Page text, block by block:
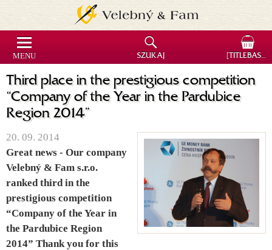
Third place in the prestigious competition
“Company of the Year in the Pardubice
Region 2014”
20. 09. 2014
Great news - Our company
Velebný & Fam s.r.o.
ranked third in the
prestigious competition
“Company of the Year in
the Pardubice Region
2014” Thank you for this
MENU SZUKAJ [TITLEBASKET]